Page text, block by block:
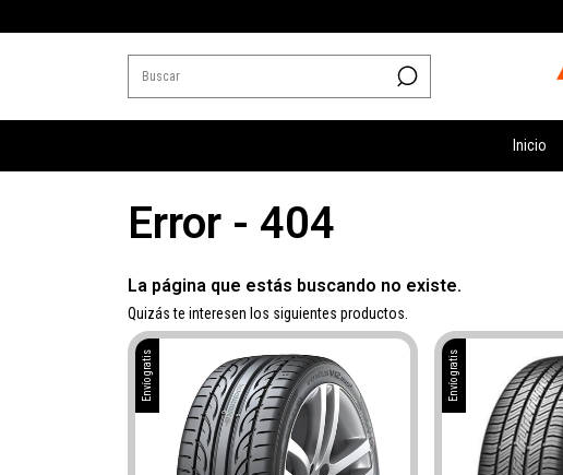
Inicio
Error - 404
La página que estás buscando no existe.
Quizás te interesen los siguientes productos.
Envío gratis Envío gratis